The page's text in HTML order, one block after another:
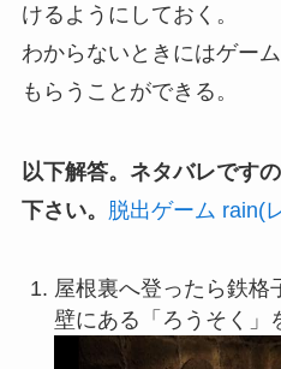
けるようにしておく。
わからないときにはゲー
もらうことができる。
以下解答。ネタバレです
下さい。 脱出ゲーム rain(
屋根裏へ登ったら鉄格
壁にある「ろうそく」